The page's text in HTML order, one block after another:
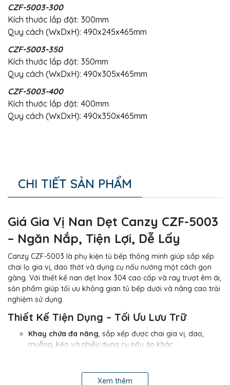
CZF-5003-300
Kích thước lắp đặt: 300mm
Quy cách (WxDxH): 490x245x465mm
CZF-5003-350
Kích thước lắp đặt: 350mm
Quy cách (WxDxH): 490x305x465mm
CZF-5003-400
Kích thước lắp đặt: 400mm
Quy cách (WxDxH): 490x350x465mm
CHI TIẾT SẢN PHẨM
Giá Gia Vị Nan Dẹt Canzy CZF-5003
– Ngăn Nắp, Tiện Lợi, Dễ Lấy
Canzy CZF-5003 là phụ kiện tủ bếp thông minh giúp sắp xếp
chai lọ gia vị, dao thớt và dụng cụ nấu nướng một cách gọn
gàng. Với thiết kế nan dẹt Inox 304 cao cấp và ray trượt êm ái,
sản phẩm giúp tối ưu không gian tủ bếp dưới và nâng cao trải
nghiệm sử dụng.
Thiết Kế Tiện Dụng – Tối Ưu Lưu Trữ
Khay chứa đa năng, sắp xếp được chai gia vị, dao,
muỗng, kéo và nhiều dụng cụ nấu ăn khác.
không gây tiếng ồn.
Xem thêm